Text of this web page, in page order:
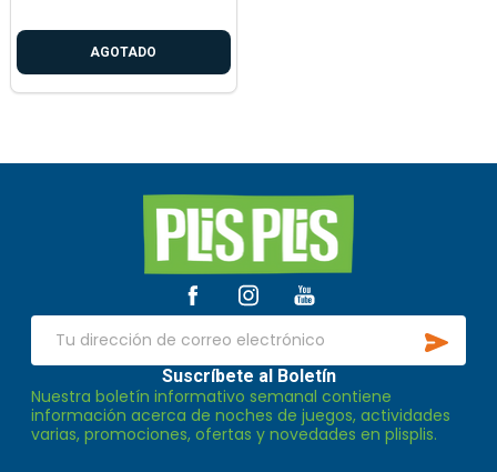
AGOTADO
página
Dirección
correo
electrónico
Suscríbete al Boletín
Nuestra boletín informativo semanal contiene
información acerca de noches de juegos, actividades
varias, promociones, ofertas y novedades en plisplis.